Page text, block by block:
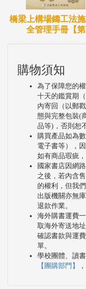
橋梁上構場鑄工法
全管理手冊【第
購物須知
為了保障您的
十天的鑑賞期
內寄回（以郵
態與完整包裝(
品等)，否則恕
購買產品如為
電子書等），
如有商品瑕疵
國家書店因網
之後，若內含
的權利，但我
出版機關亦無
退款作業。
海外購書運費
取海外寄送地
確認書款與運
單。
學校團體、讀
【團購部門】